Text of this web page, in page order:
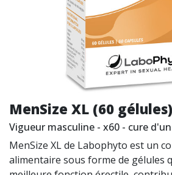
MenSize XL (60 gélules)
Vigueur masculine - x60 - cure
MenSize XL de Labophyto est un
alimentaire sous forme de gélules